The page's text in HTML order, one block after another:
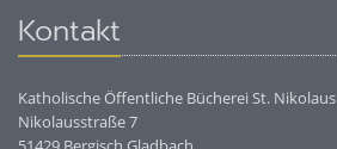
Kontakt
Katholische Öffentliche Bücherei St. Nikolaus
Nikolausstraße 7